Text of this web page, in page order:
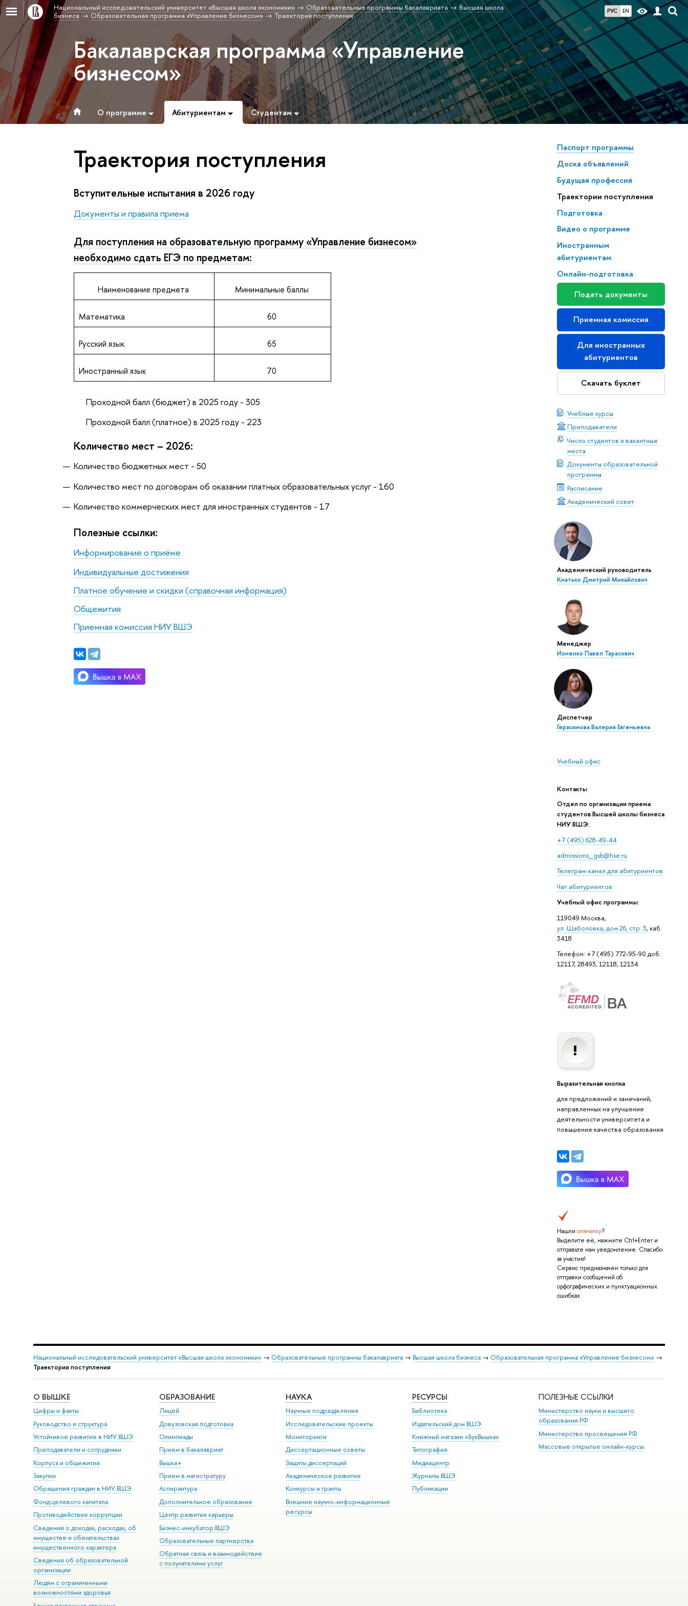
РУС EN
Национальный исследовательский университет «Высшая школа экономики» Образовательные программы бакалавриата
Высшая школа
бизнеса
Образовательная программа «Управление бизнесом» Траектория поступления
Бакалаврская программа «Управление
бизнесом»
О программе Абитуриентам Студентам
Паспорт программы
Доска объявлений
Будущая профессия
Траектории поступления
Подготовка
Видео о программе
Иностранным
абитуриентам
Онлайн-подготовка
Подать документы
Приемная комиссия
Для иностранных
абитуриентов
Скачать буклет
Учебные курсы
Преподаватели
Число студентов и вакантные
места
Документы образовательной
программы
Расписание
Академический совет
Академический руководитель
Кнатько Дмитрий Михайлович
Менеджер
Ионенко Павел Тарасович
Диспетчер
Герасимова Валерия Евгеньевна
Учебный офис
Контакты
Отдел по организации приема
студентов Высшей школы бизнеса
НИУ ВШЭ:
+7 (495) 628-49-44
admissions_gsb@hse.ru
Телеграм-канал для абитуриентов
Чат абитуриентов
Учебный офис программы:
119049 Москва,
ул. Шаболовка, дом 26, стр. 3, каб.
3418
Телефон: +7 (495) 772-95-90 доб.
12117, 28493, 12118, 12134.
Выразительная кнопка
для предложений и замечаний,
направленных на улучшение
деятельности университета и
повышение качества образования
Нашли опечатку?
Выделите её, нажмите Ctrl+Enter и
отправьте нам уведомление. Спасибо
за участие!
Сервис предназначен только для
отправки сообщений об
орфографических и пунктуационных
ошибках.
Траектория поступления
Вступительные испытания в 2026 году
Документы и правила приема
Для поступления на образовательную программу «Управление бизнесом»
необходимо сдать ЕГЭ по предметам:
Наименование предмета Минимальные баллы
Математика 60
Русский язык 65
Иностранный язык 70
Проходной балл (бюджет) в 2025 году - 305
Проходной балл (платное) в 2025 году - 223
Количество мест – 2026:
Количество бюджетных мест - 50
Количество мест по договорам об оказании платных образовательных услуг - 160
Количество коммерческих мест для иностранных студентов - 17
Полезные ссылки:
Информирование о приёме
Индивидуальные достижения
Платное обучение и скидки (справочная информация)
Общежития
Приемная комиссия НИУ ВШЭ
Национальный исследовательский университет «Высшая школа экономики» → Образовательные программы бакалавриата→ Высшая школа бизнеса→ Образовательная программа «Управление бизнесом» →
Траектория поступления
О ВЫШКЕ
Цифры и факты
Руководство и структура
Устойчивое развитие в НИУ ВШЭ
Преподаватели и сотрудники
Корпуса и общежития
Закупки
Обращения граждан в НИУ ВШЭ
Фонд целевого капитала
Противодействие коррупции
Сведения о доходах, расходах, об
имуществе и обязательствах
имущественного характера
Сведения об образовательной
организации
Людям с ограниченными
возможностями здоровья
ОБРАЗОВАНИЕ
Лицей
Довузовская подготовка
Олимпиады
Прием в бакалавриат
Вышка+
Прием в магистратуру
Аспирантура
Дополнительное образование
Центр развития карьеры
Бизнес-инкубатор ВШЭ
Образовательные партнерства
Обратная связь и взаимодействие
с получателями услуг
НАУКА
Научные подразделения
Исследовательские проекты
Мониторинги
Диссертационные советы
Защиты диссертаций
Академическое развитие
Конкурсы и гранты
Внешние научно-информационные
ресурсы
РЕСУРСЫ
Библиотека
Издательский дом ВШЭ
Книжный магазин «БукВышка»
Типография
Медиацентр
Журналы ВШЭ
Публикации
ПОЛЕЗНЫЕ ССЫЛКИ
Министерство науки и высшего
образования РФ
Министерство просвещения РФ
Массовые открытые онлайн-курсы